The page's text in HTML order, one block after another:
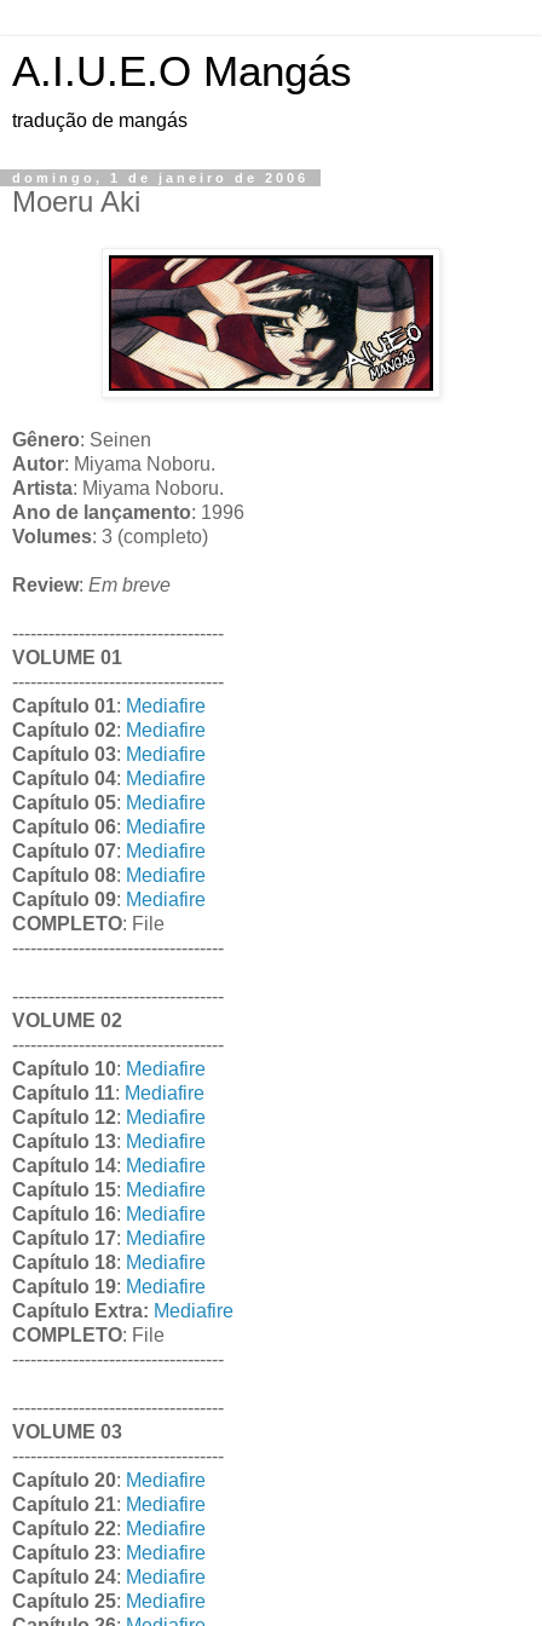
A.I.U.E.O Mangás
tradução de mangás
domingo, 1 de janeiro de 2006
Moeru Aki
Gênero: Seinen
Autor: Miyama Noboru.
Artista: Miyama Noboru.
Ano de lançamento: 1996
Volumes: 3 (completo)
Review: Em breve
-----------------------------------
VOLUME 01
-----------------------------------
Capítulo 01: Mediafire
Capítulo 02: Mediafire
Capítulo 03: Mediafire
Capítulo 04: Mediafire
Capítulo 05: Mediafire
Capítulo 06: Mediafire
Capítulo 07: Mediafire
Capítulo 08: Mediafire
Capítulo 09: Mediafire
COMPLETO: File
-----------------------------------
-----------------------------------
VOLUME 02
-----------------------------------
Capítulo 10: Mediafire
Capítulo 11: Mediafire
Capítulo 12: Mediafire
Capítulo 13: Mediafire
Capítulo 14: Mediafire
Capítulo 15: Mediafire
Capítulo 16: Mediafire
Capítulo 17: Mediafire
Capítulo 18: Mediafire
Capítulo 19: Mediafire
Capítulo Extra: Mediafire
COMPLETO: File
-----------------------------------
-----------------------------------
VOLUME 03
-----------------------------------
Capítulo 20: Mediafire
Capítulo 21: Mediafire
Capítulo 22: Mediafire
Capítulo 23: Mediafire
Capítulo 24: Mediafire
Capítulo 25: Mediafire